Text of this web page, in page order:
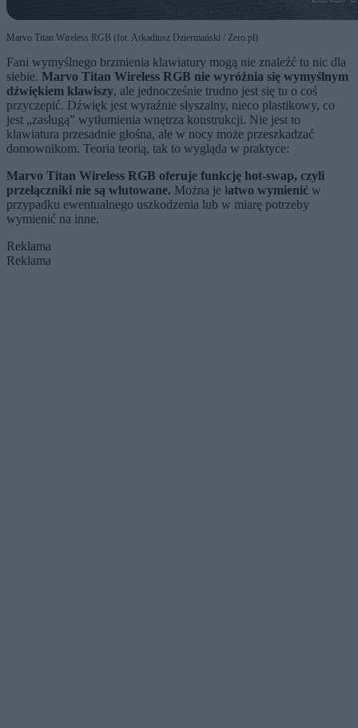
Marvo Titan Wireless RGB (fot. Arkadiusz Dziermański / Zero.pl)
Fani wymyślnego brzmienia klawiatury mogą nie znaleźć tu nic dla
siebie. Marvo Titan Wireless RGB nie wyróżnia się wymyślnym
dźwiękiem klawiszy, ale jednocześnie trudno jest się tu o coś
przyczepić. Dźwięk jest wyraźnie słyszalny, nieco plastikowy, co
jest „zasługą” wytłumienia wnętrza konstrukcji. Nie jest to
klawiatura przesadnie głośna, ale w nocy może przeszkadzać
domownikom. Teoria teorią, tak to wygląda w praktyce:
Marvo Titan Wireless RGB oferuje funkcję hot-swap, czyli
przełączniki nie są wlutowane. Można je łatwo wymienić w
przypadku ewentualnego uszkodzenia lub w miarę potrzeby
wymienić na inne.
Reklama
Reklama